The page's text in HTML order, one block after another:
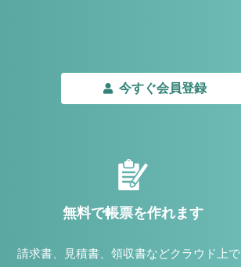
今すぐ会員登録
無料で帳票を作れます
請求書、見積書、領収書などクラウド上で